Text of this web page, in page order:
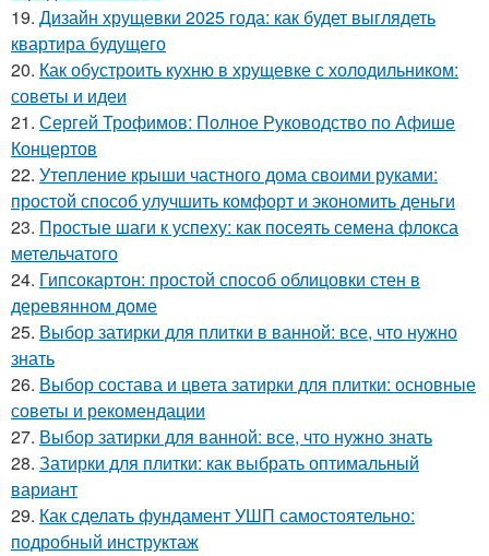
19. Дизайн хрущевки 2025 года: как будет выглядеть
квартира будущего
20. Как обустроить кухню в хрущевке с холодильником:
советы и идеи
21. Сергей Трофимов: Полное Руководство по Афише
Концертов
22. Утепление крыши частного дома своими руками:
простой способ улучшить комфорт и экономить деньги
23. Простые шаги к успеху: как посеять семена флокса
метельчатого
24. Гипсокартон: простой способ облицовки стен в
деревянном доме
25. Выбор затирки для плитки в ванной: все, что нужно
знать
26. Выбор состава и цвета затирки для плитки: основные
советы и рекомендации
27. Выбор затирки для ванной: все, что нужно знать
28. Затирки для плитки: как выбрать оптимальный
вариант
29. Как сделать фундамент УШП самостоятельно:
подробный инструктаж